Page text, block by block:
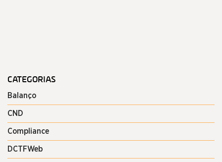
CATEGORIAS
Balanço
CND
Compliance
DCTFWeb